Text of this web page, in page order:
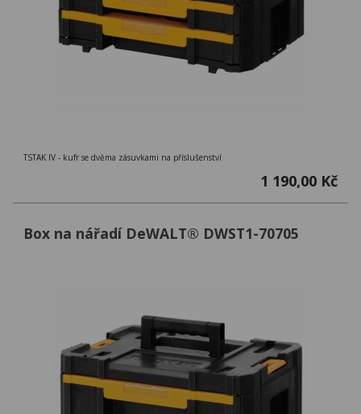
TSTAK IV - kufr se dvěma zásuvkami na příslušenství
1 190,00 Kč
Box na nářadí DeWALT® DWST1-70705